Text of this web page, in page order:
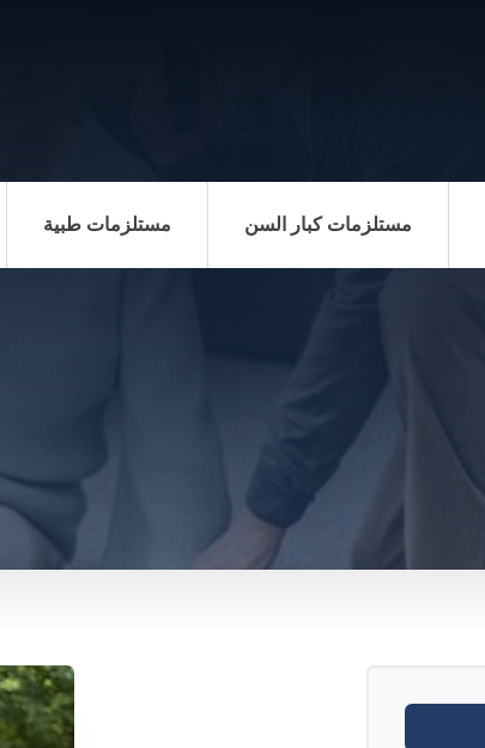
مستلزمات طبية مستلزمات كبار السن